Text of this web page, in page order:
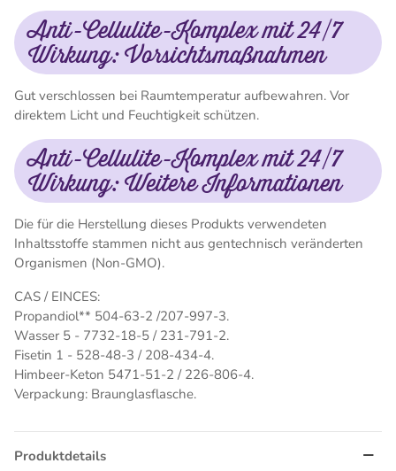
Anti-Cellulite-Komplex mit 24/7
Wirkung: Vorsichtsmaßnahmen
Gut verschlossen bei Raumtemperatur aufbewahren. Vor
direktem Licht und Feuchtigkeit schützen.
Anti-Cellulite-Komplex mit 24/7
Wirkung: Weitere Informationen
Die für die Herstellung dieses Produkts verwendeten
Inhaltsstoffe stammen nicht aus gentechnisch veränderten
Organismen (Non-GMO).
CAS / EINCES:
Propandiol** 504-63-2 /207-997-3.
Wasser 5 - 7732-18-5 / 231-791-2.
Fisetin 1 - 528-48-3 / 208-434-4.
Himbeer-Keton 5471-51-2 / 226-806-4.
Verpackung: Braunglasflasche.
Produktdetails